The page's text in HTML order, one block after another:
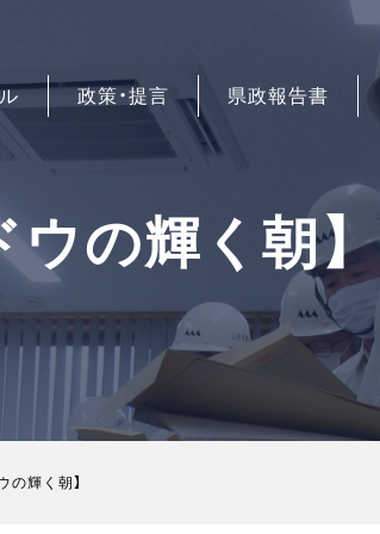
政策・提言 県政報告書
ウの輝く朝】
の輝く朝】